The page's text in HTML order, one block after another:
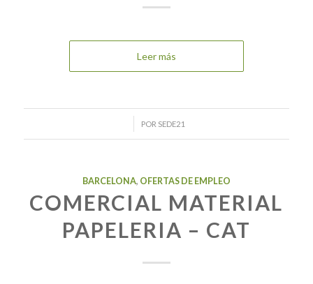
Leer más
POR SEDE21
BARCELONA, OFERTAS DE EMPLEO
COMERCIAL MATERIAL
PAPELERIA – CAT